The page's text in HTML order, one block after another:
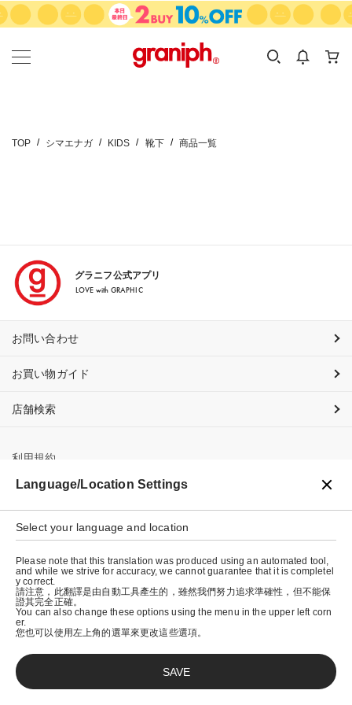
カテゴリーから探す
KIDS
カテゴリ
サイズ
TOP シマエナガ KIDS 靴下 商品一覧
グラニフ公式アプリ
LOVE with GRAPHIC
お問い合わせ
お買い物ガイド
店舗検索
利用規約
プライバシーポリシー
特定商取引法に基づく表示
会社概要
© graniph inc.
Language/Location Settings
Select your language and location
Please note that this translation was produced using an automated tool,
and while we strive for accuracy, we cannot guarantee that it is completel
y correct.
請注意，此翻譯是由自動工具產生的，雖然我們努力追求準確性，但不能保
證其完全正確。
You can also change these options using the menu in the upper left corn
er.
您也可以使用左上角的選單來更改這些選項。
SAVE